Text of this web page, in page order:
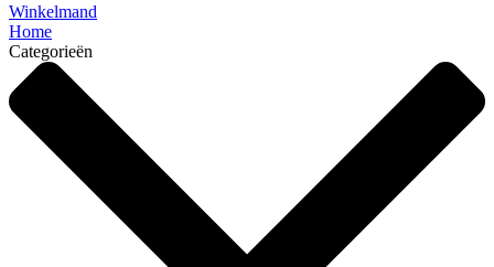
Winkelmand
Home
Categorieën